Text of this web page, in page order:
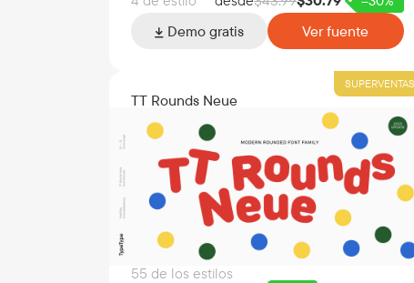
Demo gratis Ver fuente
SUPERVENTAS
TT Rounds Neue
55 de los estilos